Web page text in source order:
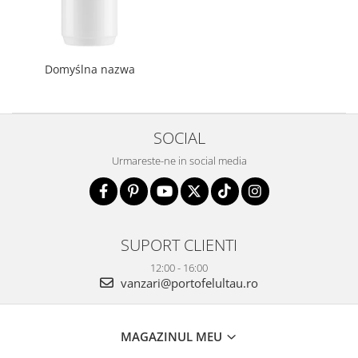
Domyślna nazwa
SOCIAL
Urmareste-ne in social media
SUPORT CLIENTI
12:00 - 16:00
vanzari@portofelultau.ro
MAGAZINUL MEU